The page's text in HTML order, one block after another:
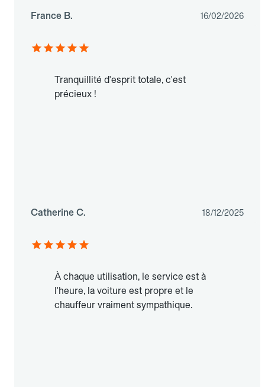
France B. 16/02/2026
Tranquillité d'esprit totale, c'est
précieux !
Catherine C. 18/12/2025
À chaque utilisation, le service est à
l'heure, la voiture est propre et le
chauffeur vraiment sympathique.